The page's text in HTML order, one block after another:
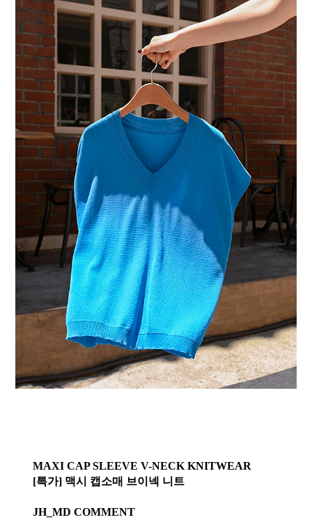
MAXI CAP SLEEVE V-NECK KNITWEAR
[특가] 맥시 캡소매 브이넥 니트
JH_MD COMMENT